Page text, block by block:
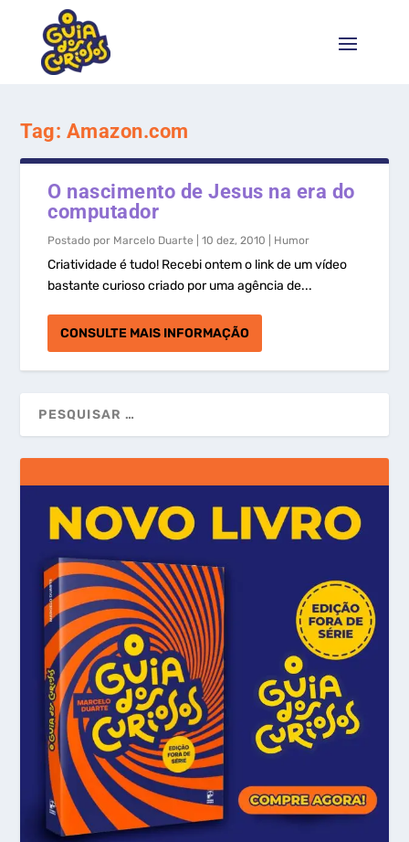
Tag: Amazon.com
O nascimento de Jesus na era do
computador
Postado por Marcelo Duarte |10 dez, 2010 Humor
Criatividade é tudo! Recebi ontem o link de um vídeo
bastante curioso criado por uma agência de...
CONSULTE MAIS INFORMAÇÃO